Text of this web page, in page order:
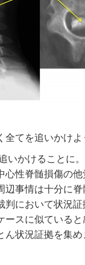
てを追いかけよ
いかけることに
心性脊髄損傷の
辺事情は十分に
判において状況
ースに似ている
ん状況証拠を集